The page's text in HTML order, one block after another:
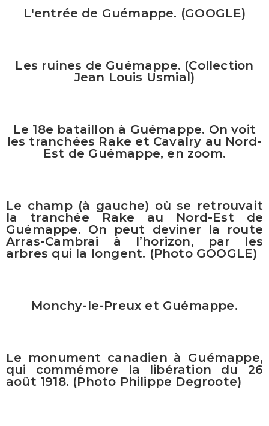
L'entrée de Guémappe. (GOOGLE)
Les ruines de Guémappe. (Collection
Jean Louis Usmial)
Le 18e bataillon à Guémappe. On voit
les tranchées Rake et Cavalry au Nord-
Est de Guémappe, en zoom.
Le champ (à gauche) où se retrouvait
la tranchée Rake au Nord-Est de
Guémappe. On peut deviner la route
Arras-Cambrai à l’horizon, par les
arbres qui la longent. (Photo GOOGLE)
Monchy-le-Preux et Guémappe.
Le monument canadien à Guémappe,
qui commémore la libération du 26
août 1918. (Photo Philippe Degroote)